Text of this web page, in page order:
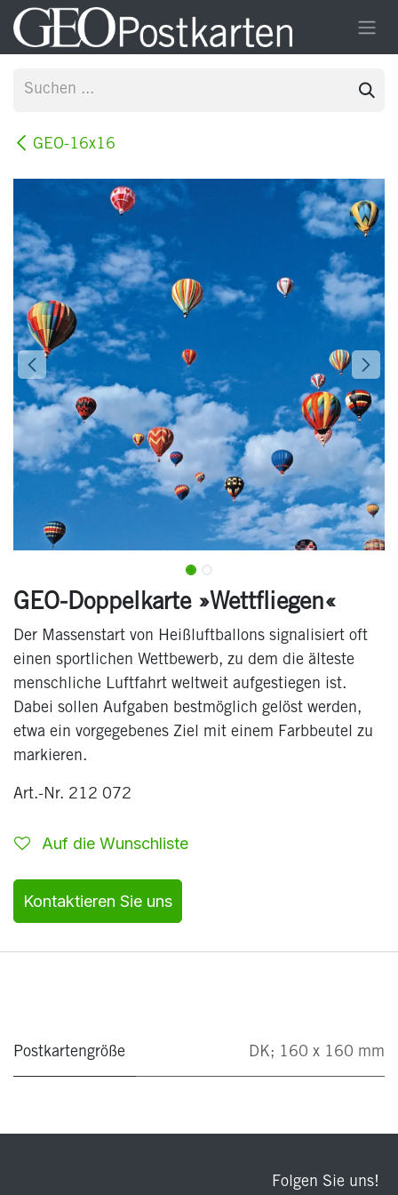
Zum Inhalt springen
GEO-16x16
GEO-Doppelkarte »Wettfliegen«
Der Massenstart von Heißluftballons signalisiert oft
einen sportlichen Wettbewerb, zu dem die älteste
menschliche Luftfahrt weltweit aufgestiegen ist.
Dabei sollen Aufgaben bestmöglich gelöst werden,
etwa ein vorgegebenes Ziel mit einem Farbbeutel zu
markieren.
Art.-Nr. 212 072
Auf die Wunschliste
Kontaktieren Sie uns
Postkartengröße DK; 160 x 160 mm
Folgen Sie uns!